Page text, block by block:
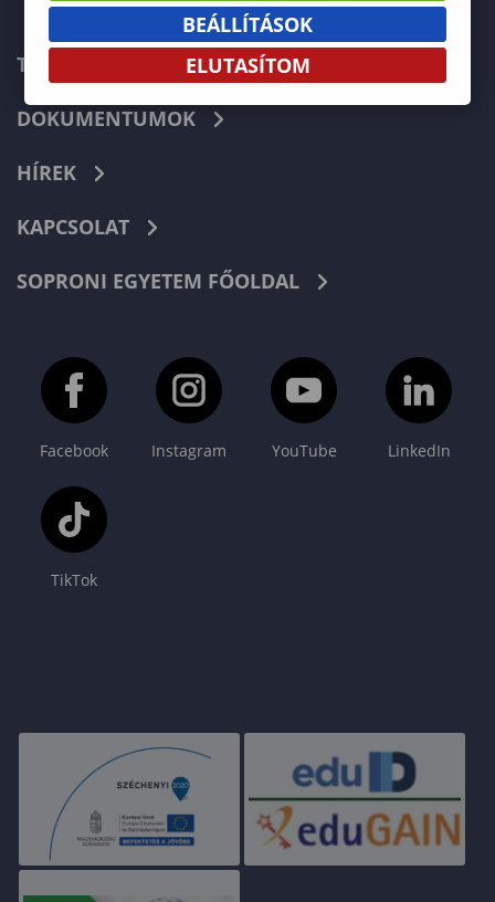
TELEFONKÖNYV
DOKUMENTUMOK
HÍREK
KAPCSOLAT
SOPRONI EGYETEM FŐOLDAL
Facebook Instagram YouTube LinkedIn
TikTok
BEÁLLÍTÁSOK
ELUTASÍTOM